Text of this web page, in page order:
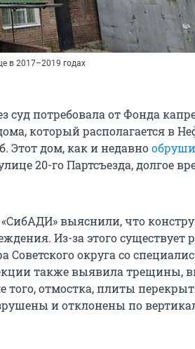
в 2017–2019 годах
суд потребовала от Фонда
который располагается в
Этот дом, как и недавно
20-го Партсъезда, долгое
«СибАДИ» выяснили, что
Из-за этого существует
Советского округа со
также выявила трещины,
отмостка, плиты
и отклонены по